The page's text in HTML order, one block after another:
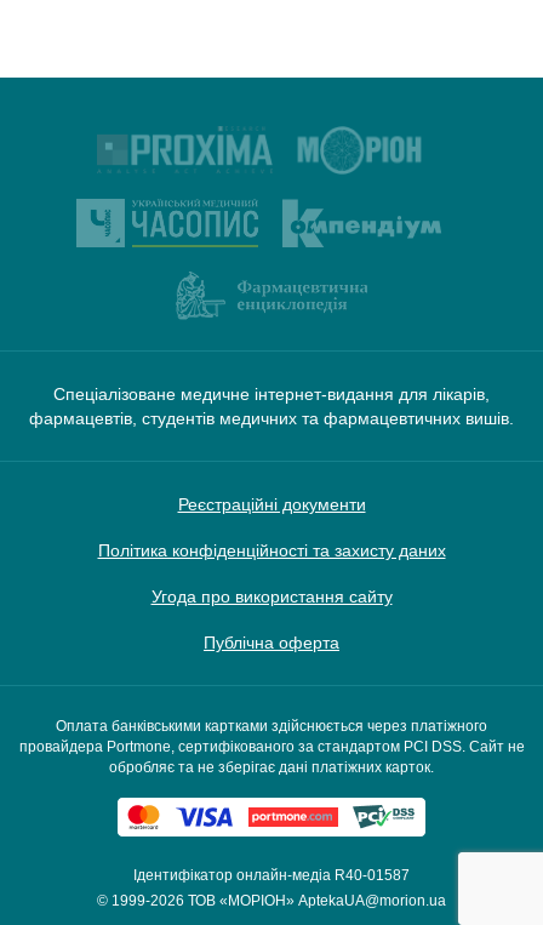
Спеціалізоване медичне інтернет-видання для лікарів,
фармацевтів, студентів медичних та фармацевтичних вишів.
Реєстраційні документи
Політика конфіденційності та захисту даних
Угода про використання сайту
Публічна оферта
Ідентифікатор онлайн-медіа R40-01587
© 1999-2026 ТОВ «МОРІОН» AptekaUA@morion.ua
Оплата банківськими картками здійснюється через платіжного
провайдера Portmone, сертифікованого за стандартом PCI DSS. Сайт не
обробляє та не зберігає дані платіжних карток.